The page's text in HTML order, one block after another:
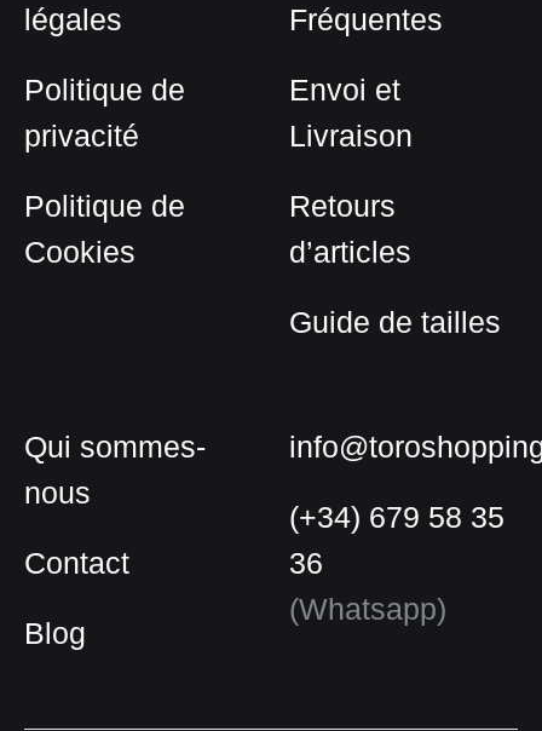
être
sur
page
produit
légales
Politique de
privacité
Politique de
Cookies
Fréquentes
Envoi et
Livraison
Retours
d’articles
Guide de tailles
Qui sommes-
nous
Contact
Blog
(+34) 679 58 35
36
(Whatsapp)